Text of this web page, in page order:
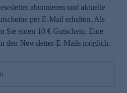
abonnieren und aktuelle
per E-Mail erhalten. Als
Sie einen 10 € Gutschein. Eine
den Newsletter-E-Mails möglich.